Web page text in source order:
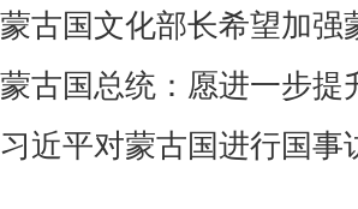
蒙古国文化部长希望加强
蒙古国总统：愿进一步
习近平对蒙古国进行国事